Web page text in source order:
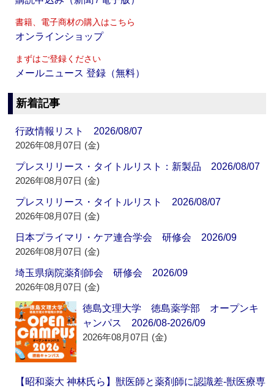
書籍、電子商材の購入はこちら
オンラインショップ
まずはご登録ください
メールニュース 登録（無料）
新着記事
行政情報リスト 2026/08/07
2026年08月07日 (金)
プレスリリース・タイトルリスト：新製品 2026/08/07
2026年08月07日 (金)
プレスリリース・タイトルリスト 2026/08/07
2026年08月07日 (金)
日本プライマリ・ケア連合学会 研修会 2026/09
2026年08月07日 (金)
埼玉県病院薬剤師会 研修会 2026/09
2026年08月07日 (金)
徳島文理大学 徳島薬学部 オープンキ
ャンパス 2026/08-2026/09
2026年08月07日 (金)
【昭和薬大 神林氏ら】獣医師と薬剤師に認識差‐獣医療専